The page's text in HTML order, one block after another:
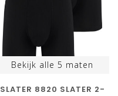
Bekijk alle 5 maten
SLATER 8820 SLATER 2-